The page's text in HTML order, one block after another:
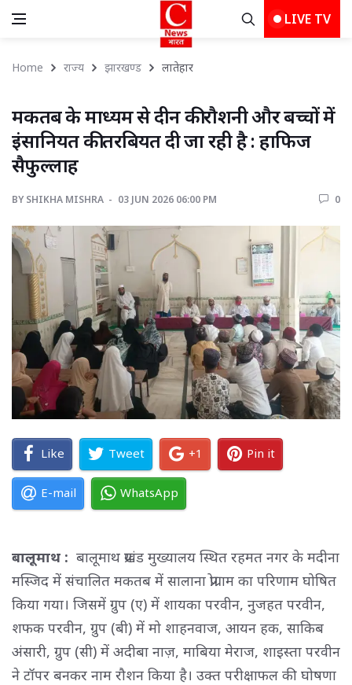
LIVE TV
Home राज्य झारखण्ड लातेहार
मकतब के माध्यम से दीन की रौशनी और बच्चों में
इंसानियत की तरबियत दी जा रही है : हाफिज
सैफुल्लाह
BY SHIKHA MISHRA 03 JUN 2026 06:00 PM 0
Like Tweet +1 Pin it
E-mail WhatsApp
बालूमाथ : बालूमाथ प्रखंड मुख्यालय स्थित रहमत नगर के मदीना
मस्जिद में संचालित मकतब में सालाना प्रोग्राम का परिणाम घोषित
किया गया। जिसमें ग्रुप (ए) में शायका परवीन, नुजहत परवीन,
शफक परवीन, ग्रुप (बी) में मो शाहनवाज, आयन हक, साकिब
अंसारी, ग्रुप (सी) में अदीबा नाज़, माबिया मेराज, शाइस्ता परवीन
ने टॉपर बनकर नाम रौशन किया है। उक्त परीक्षाफल की घोषणा